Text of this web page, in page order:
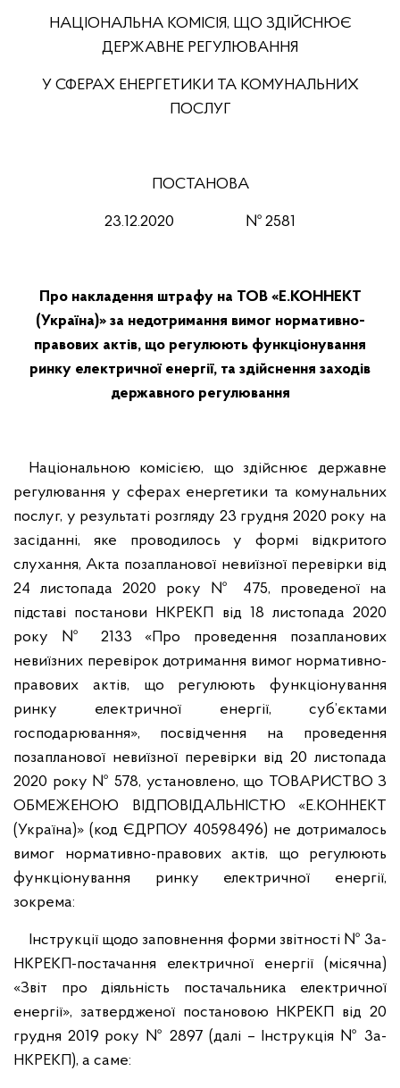
НАЦІОНАЛЬНА КОМІСІЯ, ЩО ЗДІЙСНЮЄ
ДЕРЖАВНЕ РЕГУЛЮВАННЯ
У СФЕРАХ ЕНЕРГЕТИКИ ТА КОМУНАЛЬНИХ
ПОСЛУГ
ПОСТАНОВА
23.12.2020 № 2581
Про накладення штрафу на ТОВ «Е.КОННЕКТ
(Україна)» за недотримання вимог нормативно-
правових актів, що регулюють функціонування
ринку електричної енергії, та здійснення заходів
державного регулювання
Національною комісією, що здійснює державне
регулювання у сферах енергетики та комунальних
послуг, у результаті розгляду 23 грудня 2020 року на
засіданні, яке проводилось у формі відкритого
слухання, Акта позапланової невиїзної перевірки від
24 листопада 2020 року № 475, проведеної на
підставі постанови НКРЕКП від 18 листопада 2020
року № 2133 «Про проведення позапланових
невиїзних перевірок дотримання вимог нормативно-
правових актів, що регулюють функціонування
ринку електричної енергії, суб’єктами
господарювання», посвідчення на проведення
позапланової невиїзної перевірки від 20 листопада
2020 року № 578, установлено, що ТОВАРИСТВО З
ОБМЕЖЕНОЮ ВІДПОВІДАЛЬНІСТЮ «Е.КОННЕКТ
(Україна)» (код ЄДРПОУ 40598496) не дотрималось
вимог нормативно-правових актів, що регулюють
функціонування ринку електричної енергії,
зокрема:
Інструкції щодо заповнення форми звітності № 3а-
НКРЕКП-постачання електричної енергії (місячна)
«Звіт про діяльність постачальника електричної
енергії», затвердженої постановою НКРЕКП від 20
грудня 2019 року № 2897 (далі – Інструкція № 3а-
НКРЕКП), а саме: